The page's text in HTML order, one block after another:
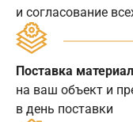
и согласование
Поставка
на ваш объект и
в день поставки